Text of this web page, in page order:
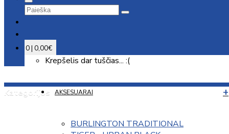
0 | 0,00€
Krepšelis dar tuščias... :(
Kategorijos AKSESUARAI
BURLINGTON TRADITIONAL